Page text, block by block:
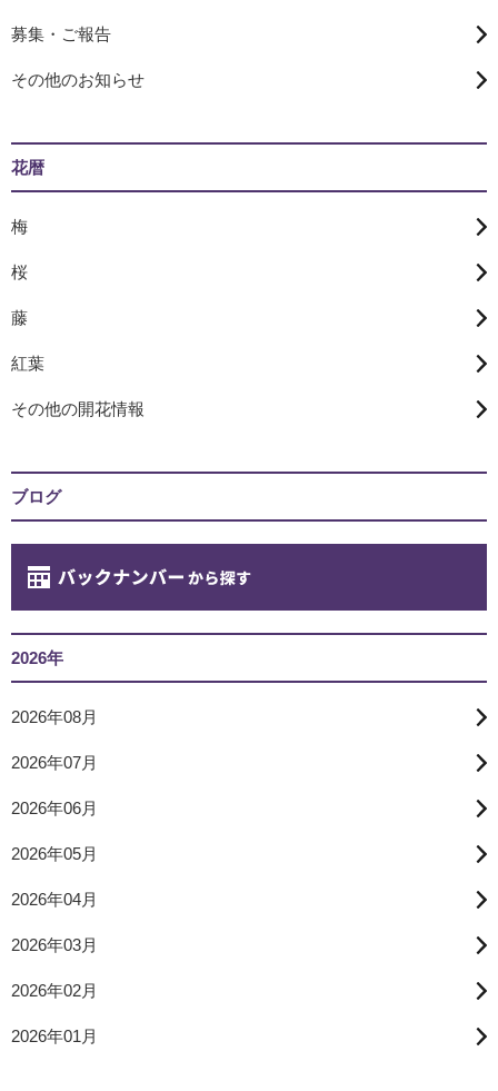
募集・ご報告
その他のお知らせ
花暦
梅
桜
藤
紅葉
その他の開花情報
ブログ
2026年
2026年08月
2026年07月
2026年06月
2026年05月
2026年04月
2026年03月
2026年02月
2026年01月